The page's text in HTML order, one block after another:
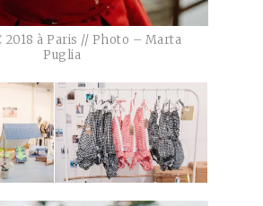
2018 à Paris // Photo – Marta
Puglia